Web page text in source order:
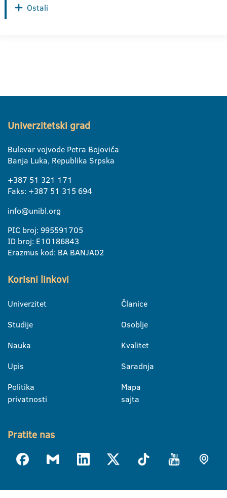
Ostali
Univerzitetski grad
Bulevar vojvode Petra Bojovića
Banja Luka, Republika Srpska
+387 51 321 171
Faks: +387 51 315 694
info@unibl.org
PIC broj: 995591705
ID broj: E10186843
Erazmus kod: BA BANJA02
Korisni linkovi
Univerzitet
Studije
Nauka
Upis
Politika
privatnosti
Članice
Osoblje
Kvalitet
Saradnja
Mapa
sajta
Pratite nas